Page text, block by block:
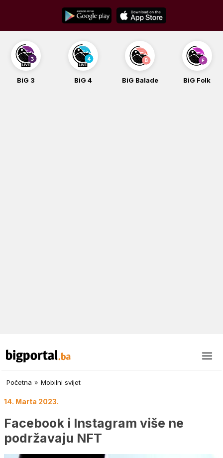
content
BiG 3 BiG 4 BiG Balade BiG Folk
Početna » Mobilni svijet
14. Marta 2023.
Facebook i Instagram više ne
podržavaju NFT